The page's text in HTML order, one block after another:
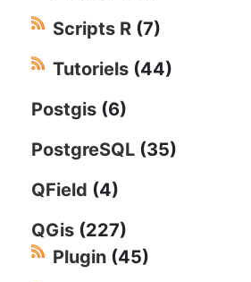
Scripts R (7)
Tutoriels (44)
Postgis (6)
PostgreSQL (35)
QField (4)
QGis (227)
Plugin (45)